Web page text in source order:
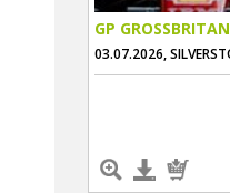
GP
03.07.2026,